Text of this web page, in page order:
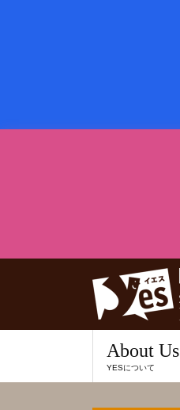
About Us
YESについて